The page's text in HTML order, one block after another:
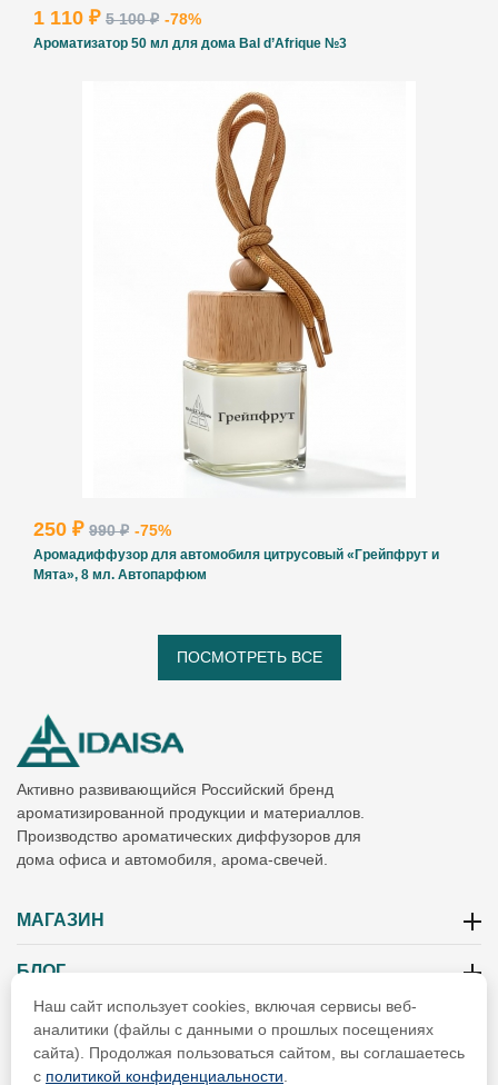
1 110 ₽ 5 100 ₽ -78%
Ароматизатор 50 мл для дома Bal d’Afrique №3
250 ₽ 990 ₽ -75%
Аромадиффузор для автомобиля цитрусовый «Грейпфрут и
Мята», 8 мл. Автопарфюм
ПОСМОТРЕТЬ ВСЕ
Активно развивающийся Российский бренд
ароматизированной продукции и материаллов.
Производство ароматических диффузоров для
дома офиса и автомобиля, арома-свечей.
МАГАЗИН
БЛОГ
ИНФОРМАЦИЯ
РЕКВИЗИТЫ
Наш сайт использует cookies, включая сервисы веб-
аналитики (файлы с данными о прошлых посещениях
сайта). Продолжая пользоваться сайтом, вы соглашаетесь
с политикой конфиденциальности